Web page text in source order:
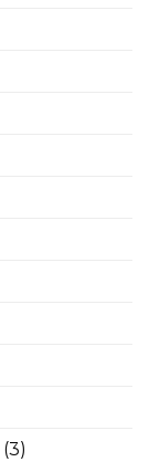
(3)